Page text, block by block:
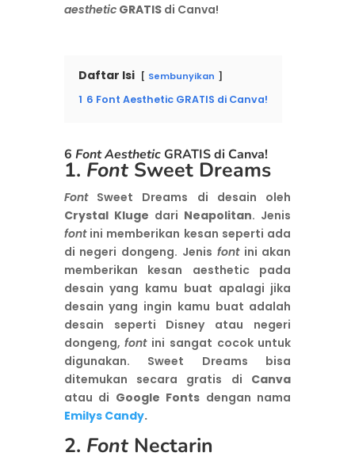
aesthetic GRATISdi Canva!
Daftar Isi Sembunyikan
1 6 Font Aesthetic GRATIS di Canva!
6 Font AestheticGRATIS di Canva!
1. FontSweet Dreams
FontSweet Dreams di desain oleh
Crystal Kluge dari Neapolitan. Jenis
fontini memberikan kesan seperti ada
di negeri dongeng. Jenis fontini akan
memberikan kesan aesthetic pada
desain yang kamu buat apalagi jika
desain yang ingin kamu buat adalah
desain seperti Disney atau negeri
dongeng,fontini sangat cocok untuk
digunakan. Sweet Dreams bisa
ditemukan secara gratis di Canva
atau di Google Fonts dengan nama
Emilys Candy.
2. FontNectarin